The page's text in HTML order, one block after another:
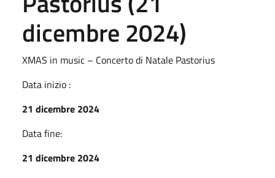
dicembre 2024)
XMAS in music – Concerto di Natale Pastorius
Data inizio :
21 dicembre 2024
Data fine:
21 dicembre 2024